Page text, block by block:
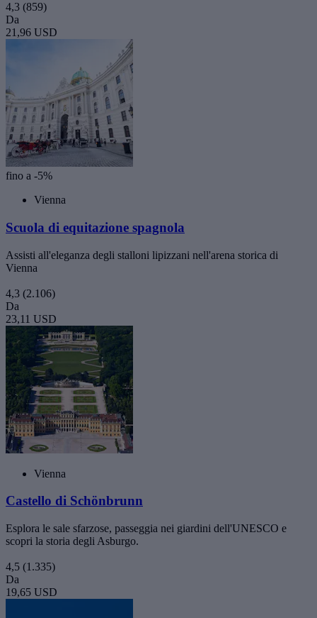
4,3 (859)
Da
21,96 USD
fino a -5%
Vienna
Scuola di equitazione spagnola
Assisti all'eleganza degli stalloni lipizzani nell'arena storica di
Vienna
4,3 (2.106)
Da
23,11 USD
Vienna
Castello di Schönbrunn
Esplora le sale sfarzose, passeggia nei giardini dell'UNESCO e
scopri la storia degli Asburgo.
4,5 (1.335)
Da
19,65 USD